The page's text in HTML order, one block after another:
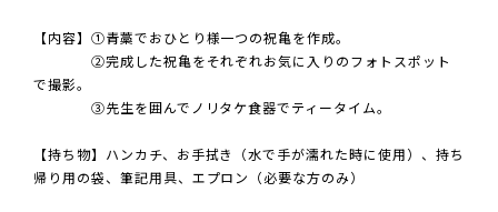
【内容】①青藁でおひとり様一つの祝亀を作成。
②完成した祝亀をそれぞれお気に入りのフォトスポット
で撮影。
③先生を囲んでノリタケ食器でティータイム。
【持ち物】ハンカチ、お手拭き（水で手が濡れた時に使用）、持ち
帰り用の袋、筆記用具、エプロン（必要な方のみ）